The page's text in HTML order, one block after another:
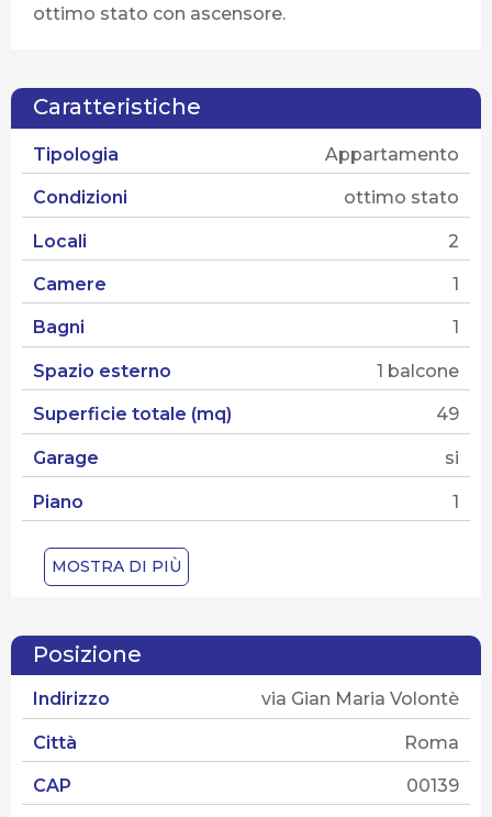
ottimo stato con ascensore.
Caratteristiche
Tipologia Appartamento
Condizioni ottimo stato
Locali 2
Camere 1
Bagni 1
Spazio esterno 1 balcone
Superficie totale (mq) 49
Garage si
Piano 1
Numero piani
Ascensore
Spese condominiali € 70
Stato dello stabile ottimo stato
Tipo di contratto Vendita
Tipo di proprietà Piena
Stato attuale
MOSTRA DI PIÙ
Posizione
Indirizzo via Gian Maria Volontè
Città Roma
CAP 00139